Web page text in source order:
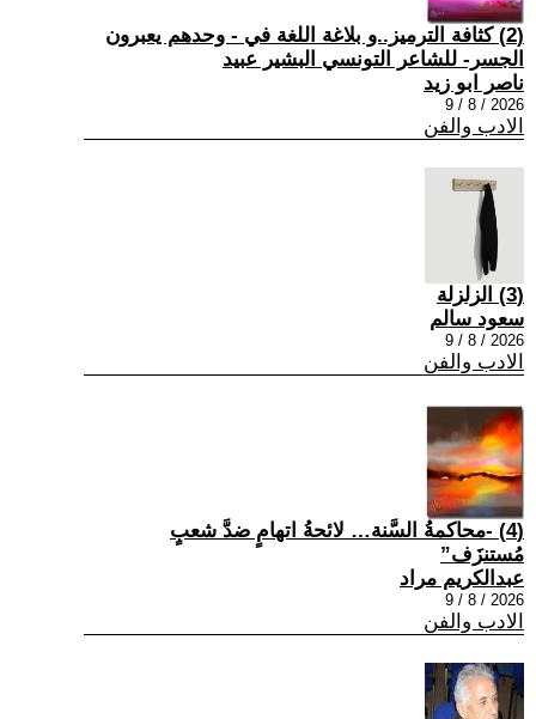
(2) كثافة الترميز..و بلاغة اللغة في - وحدهم يعبرون
الجسر- للشاعر التونسي البشير عبيد
ناصر ابو زيد
2026 / 8 / 9
الادب والفن
(3) الزلزلة
سعود سالم
2026 / 8 / 9
الادب والفن
(4) -محاكمةُ السَّنة… لائحةُ اتهامٍ ضدَّ شعبٍ
مُستنزَف”
عبدالكريم مراد
2026 / 8 / 9
الادب والفن